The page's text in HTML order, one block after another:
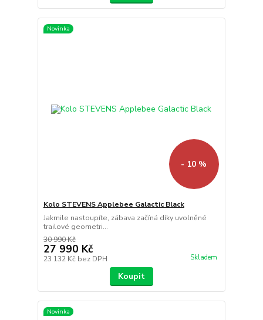
Novinka
- 10 %
Kolo STEVENS Applebee Galactic Black
Jakmile nastoupíte, zábava začíná díky uvolněné
trailové geometri...
30 990 Kč
27 990 Kč
23 132 Kč bez DPH Skladem
Koupit
Novinka